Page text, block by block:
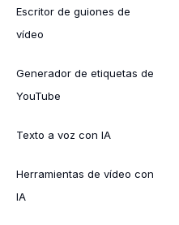
Escritor de guiones de
vídeo
Generador de etiquetas de
YouTube
Texto a voz con IA
Herramientas de vídeo con
IA